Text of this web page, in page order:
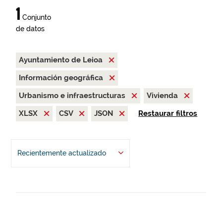
1 Conjunto
de datos
Ayuntamiento de Leioa
Información geográfica
Urbanismo e infraestructuras
Vivienda
XLSX
CSV JSON Restaurar filtros
Recientemente actualizado